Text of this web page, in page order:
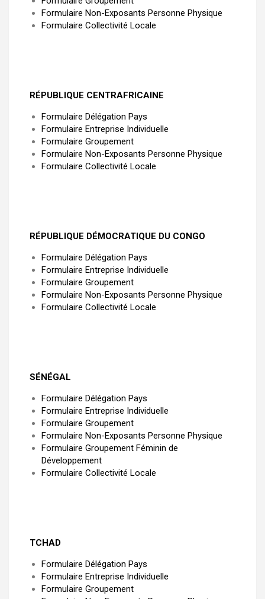
Formulaire Non-Exposants Personne Physique
Formulaire Collectivité Locale
RÉPUBLIQUE CENTRAFRICAINE
Formulaire Délégation Pays
Formulaire Entreprise Individuelle
Formulaire Groupement
Formulaire Non-Exposants Personne Physique
Formulaire Collectivité Locale
RÉPUBLIQUE DÉMOCRATIQUE DU CONGO
Formulaire Délégation Pays
Formulaire Entreprise Individuelle
Formulaire Groupement
Formulaire Non-Exposants Personne Physique
Formulaire Collectivité Locale
SÉNÉGAL
Formulaire Délégation Pays
Formulaire Entreprise Individuelle
Formulaire Groupement
Formulaire Non-Exposants Personne Physique
Formulaire Groupement Féminin de
Développement
Formulaire Collectivité Locale
TCHAD
Formulaire Délégation Pays
Formulaire Entreprise Individuelle
Formulaire Groupement